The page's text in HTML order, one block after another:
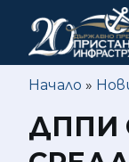
Начало »
ДППИ